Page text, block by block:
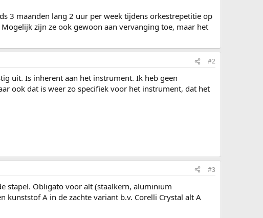
3 maanden lang 2 uur per week tijdens orkestrepetitie op
zijn ze ook gewoon aan vervanging toe, maar het
#2
uit. Is inherent aan het instrument. Ik heb geen
ook dat is weer zo specifiek voor het instrument, dat het
#3
stapel. Obligato voor alt (staalkern, aluminium
kunststof A in de zachte variant b.v. Corelli Crystal alt A